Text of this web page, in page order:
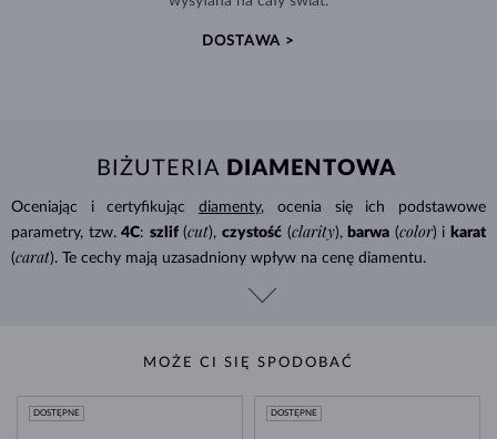
DOSTAWA >
BIŻUTERIA DIAMENTOWA
Oceniając i certyfikującdiamenty, ocenia się ich podstawowe
parametry, tzw. 4C: szlif (cut), czystość (clarity), barwa (color) i karat
(carat). Te cechy mają uzasadniony wpływ na cenę diamentu.
MOŻE CI SIĘ SPODOBAĆ
DOSTĘPNE DOSTĘPNE